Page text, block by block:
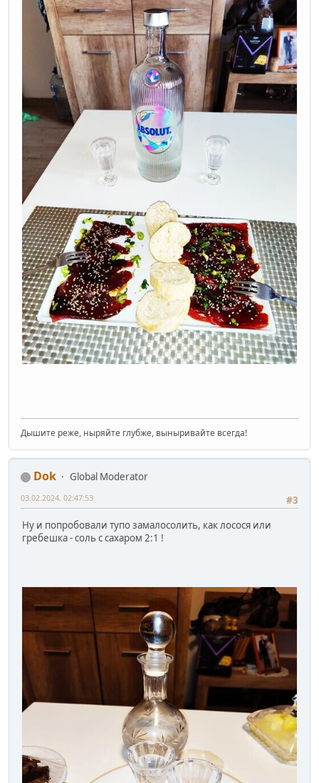
Дышите реже, ныряйте глубже, выныривайте всегда!
Dok
Global Moderator
#3
03.02.2024, 02:47:53
Ну и попробовали тупо замалосолить, как лосося или
гребешка - соль с сахаром 2:1 !